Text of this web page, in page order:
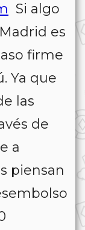
Si algo
es
firme
Ya que
las
de
a
piensan